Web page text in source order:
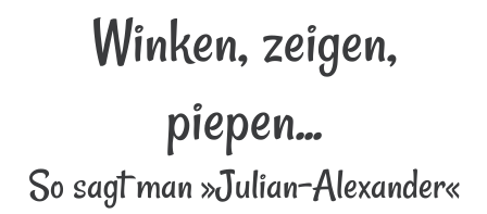
Winken, zeigen,
piepen...
So sagt man »Julian-Alexander«